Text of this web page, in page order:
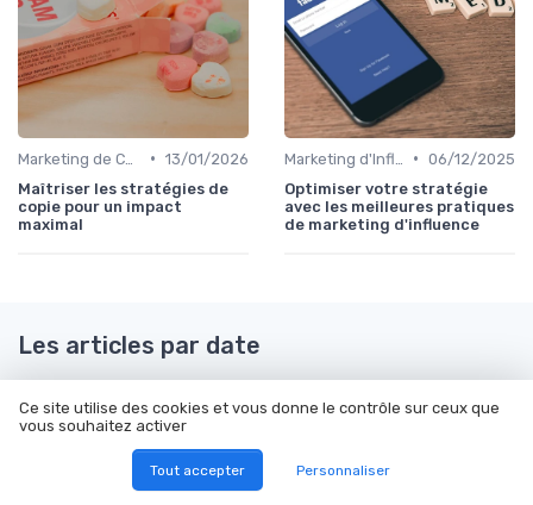
• 13/01/2026
Maîtriser les stratégies de
copie pour un impact
maximal
• 06/12/2025
Optimiser votre stratégie
avec les meilleures pratiques
de marketing d'influence
Les articles par date
Mars 2024
Ce site utilise des cookies et vous donne le contrôle sur ceux que
vous souhaitez activer
Tout accepter Personnaliser